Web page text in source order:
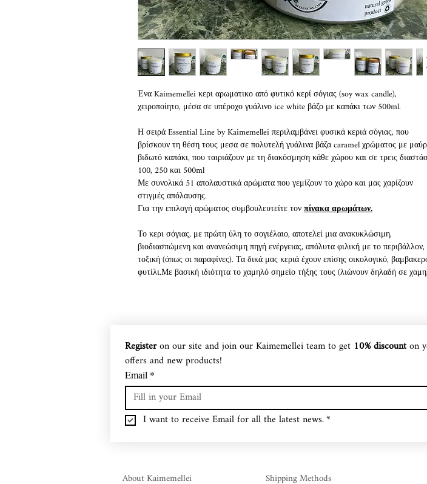
Ένα Kaimemellei κερι αρωματικο από φυτικό κερί σόγιας (soy wax candle),
χειροποίητο, μέσα σε υπέροχο γυάλινο ice white βάζο με καπάκι των 500ml.
Η σειρά Essential Line by Kaimemellei περιλαμβάνει φυσικά κεριά σόγιας, που
βρίσκουν τη θέση τους μεσα σε πολυτελή γυάλινα βάζα caramel χρώματος με
βιδωτό καπάκι, που ταιριάζουν με τη διακόσμηση κάθε χώρου και σε τρεις
100, 250 και 500ml
Με συνολικά 51 απολαυστικά αρώματα που γεμίζουν το χώρο και μας χαρίζουν
στιγμές απόλαυσης.
Για την επιλογή αρώματος συμβουλευτείτε τονπίνακα αρωμάτων.
Το κερι σόγιας, με πρώτη ύλη το σογιέλαιο, αποτελεί μια ανακυκλώσιμη,
βιοδιασπώμενη και ανανεώσιμη πηγή ενέργειας, απόλυτα φιλική με το
τοξική (όπως οι παραφίνες). Τα δικά μας κεριά έχουν επίσης οικολογικό,
φυτίλι.Με βασική ιδιότητα το χαμηλό σημείο τήξης τους (λιώνουν δηλαδή σε
αρωματοθεραπεία δηλαδή στο σπίτι μας, αφού δεν περιέχουν επικίνδυνες φθαλικές
ενώσεις!
Μέσα σε ξεχωριστά σκεύη προσφέρουμε τα κεριά μας και ... το υπέροχο είναι πως,
μόλις το κερί τελειώσει, το βάζο παραμένει στα χέρια μας προς χρήση, απλά με
σαπούνι και νερό!
Register on our site and join our Kaimemellei team to get 10% discount on
offers and new products!
Email *
I want to receive Email for all the latest news.*
About Kaimemellei Shipping Methods